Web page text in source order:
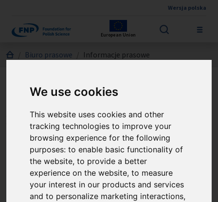
We use cookies
This website uses cookies and other
tracking technologies to improve your
browsing experience for the following
purposes:to enable basic functionality of
the website,to provide a better
experience on the website,to measure
your interest in our products and services
and to personalize marketing interactions,
Wersja polska
European Union
Jesteś tutaj:
Biuro prasowe Informacje prasowe
Informacje prasowe